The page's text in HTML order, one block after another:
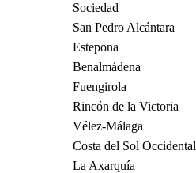
Sociedad
San Pedro Alcántara
Estepona
Benalmádena
Fuengirola
Rincón de la Victoria
Vélez-Málaga
Costa del Sol Occidental
La Axarquía